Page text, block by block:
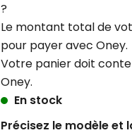
?
Le montant total de
pour payer avec Oney.
Votre panier doit
Oney.
En stock
Précisez le modèle